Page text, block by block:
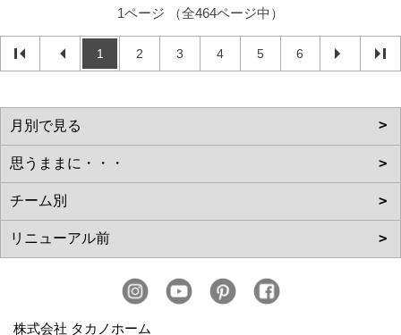
1ページ （全464ページ中）
1 2 3 4 5 6
株式会社 タカノホーム